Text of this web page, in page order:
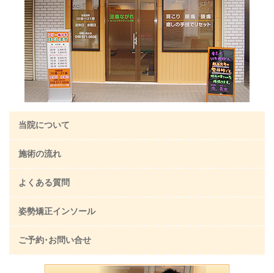
当院について
施術の流れ
よくある質問
姿勢矯正インソール
ご予約･お問い合せ